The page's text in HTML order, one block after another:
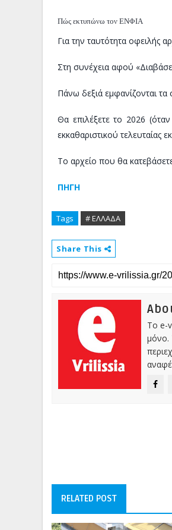
Πώς εκτυπώνω τον ΕΝΦΙΑ
Για την ταυτότητα οφειλής
Στη συνέχεια αφού
Πάνω δεξιά εμφανίζονται τα
Θα επιλέξετε το 2026
εκκαθαριστικού τελευταίας
Το αρχείο που θα
ΠΗΓΗ
Tags # ΕΛΛΑΔΑ
Share This
Το e-
μόνο.
RELATED POST